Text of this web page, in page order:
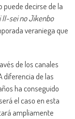
puede decirse de la
sei no Jikenbo
veraniega que
de los canales
diferencia de las
ha conseguido
el caso en esta
ampliamente